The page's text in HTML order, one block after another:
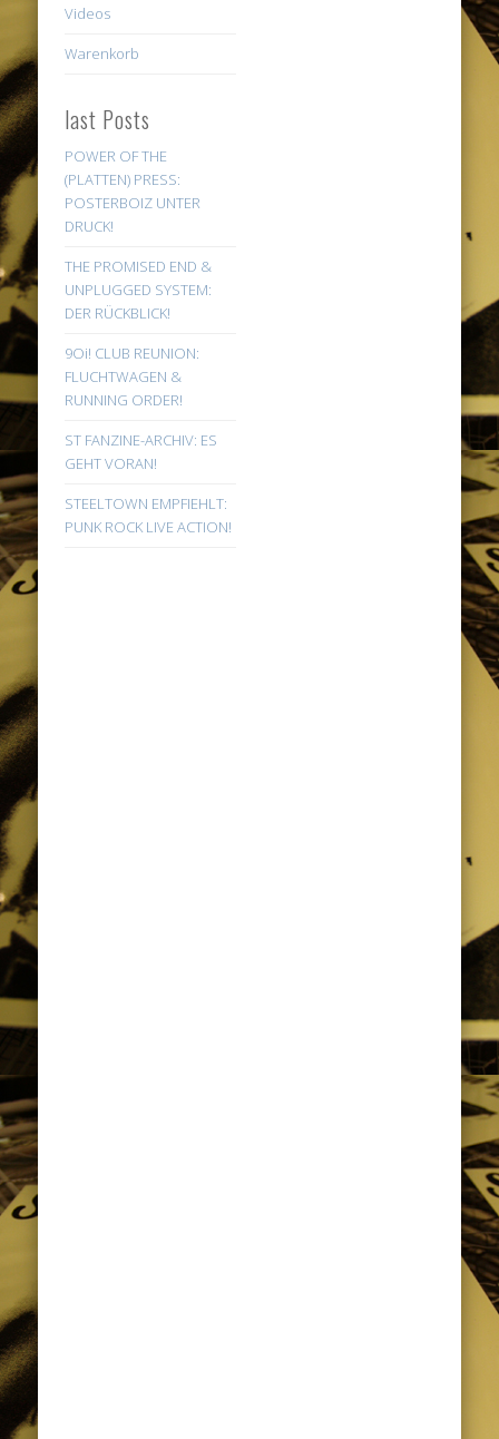
Videos
Warenkorb
last Posts
POWER OF THE
(PLATTEN) PRESS:
POSTERBOIZ UNTER
DRUCK!
THE PROMISED END &
UNPLUGGED SYSTEM:
DER RÜCKBLICK!
9Oi! CLUB REUNION:
FLUCHTWAGEN &
RUNNING ORDER!
ST FANZINE-ARCHIV: ES
GEHT VORAN!
STEELTOWN EMPFIEHLT:
PUNK ROCK LIVE ACTION!